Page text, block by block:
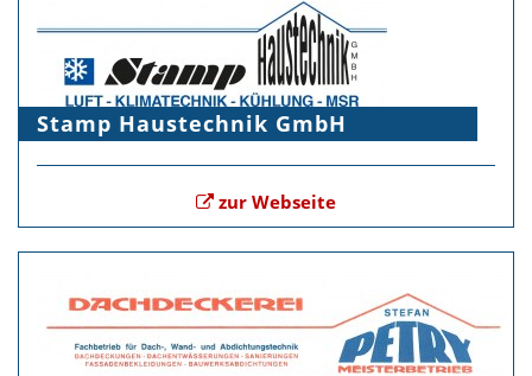
Stamp Haustechnik GmbH
zur Webseite